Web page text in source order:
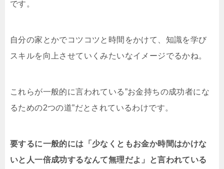
です。
自分の家とかでコツコツと時間をかけて、知識を学び
スキルを向上させていくみたいなイメージでるかね。
これらが一般的に言われている”お金持ちの成功者にな
るための2つの道”だとされているわけです。
要するに一般的には「少なくともお金か時間はかけな
いと人一倍成功するなんて無理だよ」と言われている